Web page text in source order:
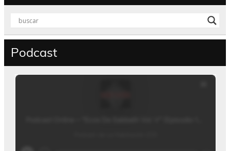
Podcast